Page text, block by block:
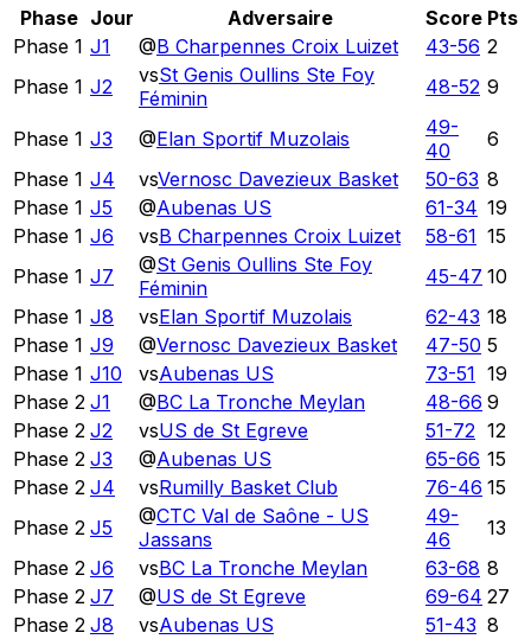
Phase Jour Adversaire Score Pts
Phase 1 J1 @B Charpennes Croix Luizet 43-56 2
Phase 1 J2 vsSt Genis Oullins Ste Foy
Féminin
48-52 9
Phase 1 J3 @Elan Sportif Muzolais 49-
40
6
Phase 1 J4 vsVernosc Davezieux Basket 50-63 8
Phase 1 J5 @Aubenas US 61-34 19
Phase 1 J6 vsB Charpennes Croix Luizet 58-61 15
Phase 1 J7 @St Genis Oullins Ste Foy
Féminin
45-47 10
Phase 1 J8 vsElan Sportif Muzolais 62-43 18
Phase 1 J9 @Vernosc Davezieux Basket 47-50 5
Phase 1 J10 vsAubenas US 73-51 19
Phase 2 J1 @BC La Tronche Meylan 48-66 9
Phase 2 J2 vsUS de St Egreve 51-72 12
Phase 2 J3 @Aubenas US 65-66 15
Phase 2 J4 vsRumilly Basket Club 76-46 15
Phase 2 J5 @CTC Val de Saône - US
Jassans
49-
46
13
Phase 2 J6 vsBC La Tronche Meylan 63-68 8
Phase 2 J7 @US de St Egreve 69-64 27
Phase 2 J8 vsAubenas US 51-43 8